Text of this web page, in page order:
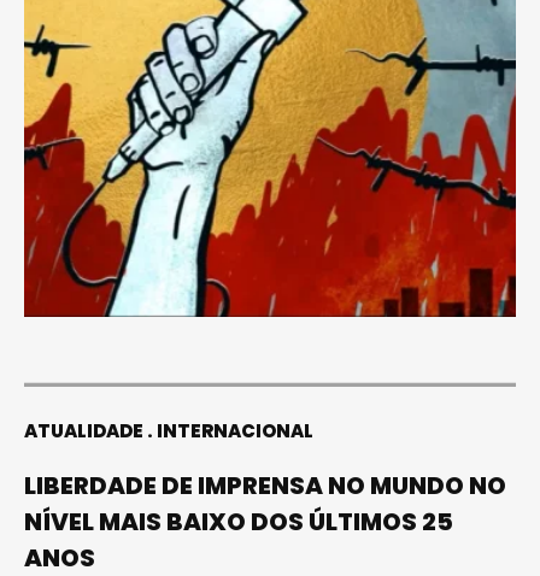
ATUALIDADE INTERNACIONAL
LIBERDADE DE IMPRENSA NO MUNDO NO
NÍVEL MAIS BAIXO DOS ÚLTIMOS 25
ANOS